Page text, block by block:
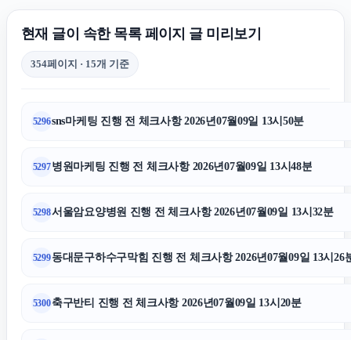
남양주이혼전문변호사
고양이보호소
인스타 팔로워 구매
주택담보대출
현재 글이 속한 목록 페이지 글 미리보기
354페이지 · 15개 기준
5296sns마케팅 진행 전 체크사항 2026년07월09일 13시50분
5297병원마케팅 진행 전 체크사항 2026년07월09일 13시48분
5298서울암요양병원 진행 전 체크사항 2026년07월09일 13시32분
5299동대문구하수구막힘 진행 전 체크사항 2026년07월09일 13시26
5300축구반티 진행 전 체크사항 2026년07월09일 13시20분